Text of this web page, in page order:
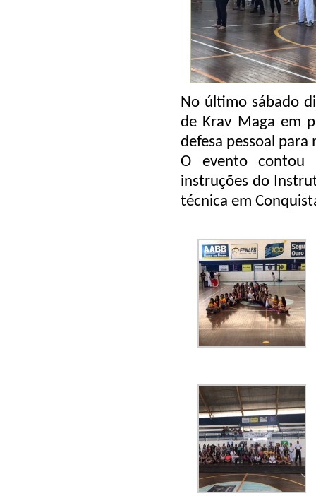
No último sábado
de Krav Maga em
defesa pessoal
O evento contou
instruções do
técnica em